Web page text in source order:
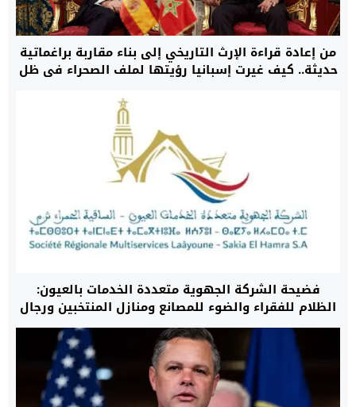
من إعادة قراءة الإرث التاريخي إلى بناء مقاربة براغماتية
حديثة.. كيف غيرت إسبانيا رؤيتها لملف الصحراء في ظل
فضيحة الشركة الجهوية متعددة الخدمات بالعيون:
الظلام للفقراء والضوء للمصانع ومنازل المنتخبين ورجال
الأعمال